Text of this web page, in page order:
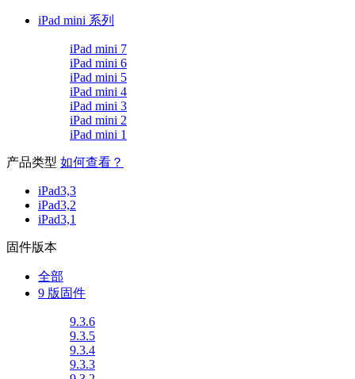
iPad mini 系列
iPad mini 7
iPad mini 6
iPad mini 5
iPad mini 4
iPad mini 3
iPad mini 2
iPad mini 1
产品类型 如何查看？
iPad3,3
iPad3,2
iPad3,1
固件版本
全部
9 版固件
9.3.6
9.3.5
9.3.4
9.3.3